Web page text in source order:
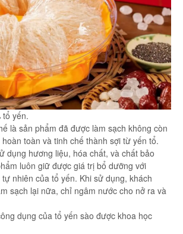
tổ yến.
là sản phẩm đã được làm sạch không còn
toàn và tinh chế thành sợi từ yến tổ.
dụng hương liệu, hóa chất, và chất bảo
luôn giữ được giá trị bổ dưỡng với
nhiên của tổ yến. Khi sử dụng, khách
sạch lại nữa, chỉ ngâm nước cho nở ra và
dụng của tổ yến sào được khoa học